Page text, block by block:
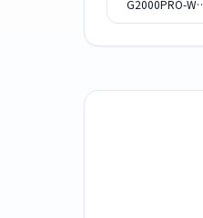
G2000PRO-WH